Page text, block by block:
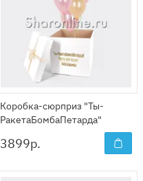
Коробка-сюрприз "Ты-
РакетаБомбаПетарда"
3899р.